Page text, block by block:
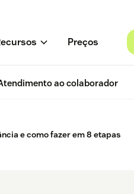
Preços
ao colaborador
e como fazer em 8 etapas